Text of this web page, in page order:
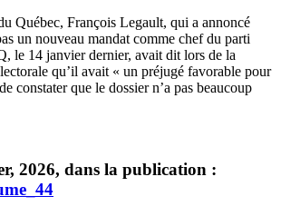
Québec, François Legault, qui a annoncé
un nouveau mandat comme chef du parti
le 14 janvier dernier, avait dit lors de la
qu’il avait « un préjugé favorable pour
constater que le dossier n’a pas beaucoup
2026, dans la publication :